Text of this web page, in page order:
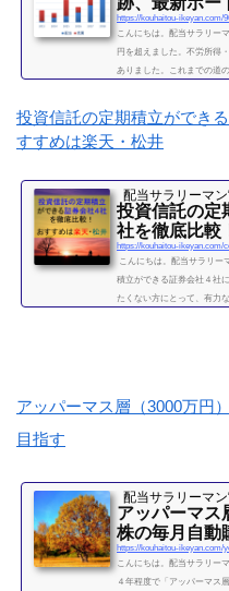
こんにちは。配当サラリー
円を超えました。不労所得
ありました。これまでの道
ーマンを続けて感じたこと
を10年間続けて分かった4
2019年になり、不労所得と
投資信託の定期積立ができ
すすめは楽天・松井
配当サラリーマン
投資信託の定
社を徹底比
こんにちは。配当サラリー
積立ができる証券会社４社
たくない方にとって、有力
続きを読む
アッパーマス層（3000万円
目指す
配当サラリーマン
アッパーマス
株の毎月自動
こんにちは。配当サラリー
４年程度で「アッパーマス